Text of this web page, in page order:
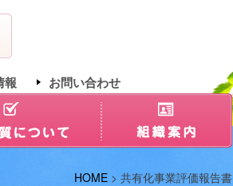
報 お問い合わせ
HOME > 共有化事業評価報告書